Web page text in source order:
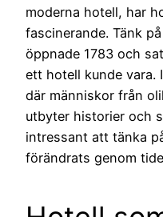
moderna hotell, har
fascinerande. Tänk
öppnade 1783 och
ett hotell kunde vara.
där människor från
utbyter historier och
intressant att tänka
förändrats genom